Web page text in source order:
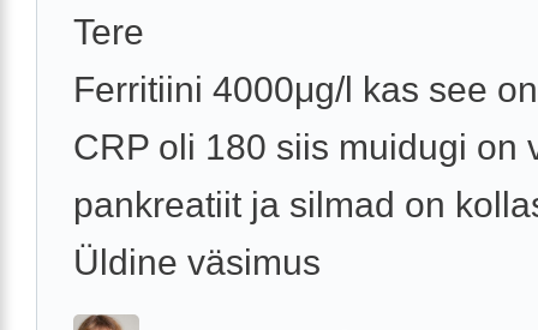
Tere
Ferritiini 4000μg/l kas see
CRP oli 180 siis muidugi on
pankreatiit ja silmad on
Üldine väsimus